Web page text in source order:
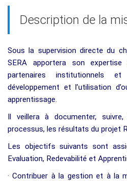
Description de la
Sous la supervision directe du
SERA apportera son
partenaires institutionnels
développement et l’utilisation
apprentissage.
Il veillera à documenter,
processus, les résultats du projet
Les objectifs suivants sont
Evaluation, Redevabilité et
· Contribuer à la gestion et à la